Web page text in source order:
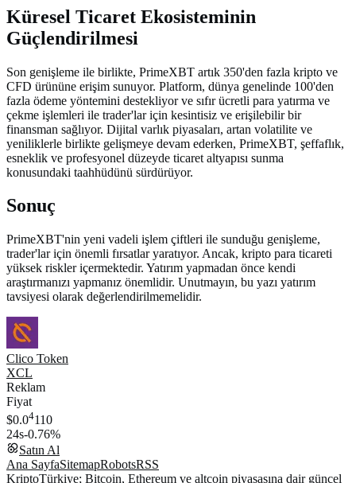
Küresel Ticaret Ekosisteminin
Güçlendirilmesi
Son genişleme ile birlikte, PrimeXBT artık 350'den fazla kripto ve
CFD ürününe erişim sunuyor. Platform, dünya genelinde 100'den
fazla ödeme yöntemini destekliyor ve sıfır ücretli para yatırma ve
çekme işlemleri ile trader'lar için kesintisiz ve erişilebilir bir
finansman sağlıyor. Dijital varlık piyasaları, artan volatilite ve
yeniliklerle birlikte gelişmeye devam ederken, PrimeXBT, şeffaflık,
esneklik ve profesyonel düzeyde ticaret altyapısı sunma
konusundaki taahhüdünü sürdürüyor.
Sonuç
PrimeXBT'nin yeni vadeli işlem çiftleri ile sunduğu genişleme,
trader'lar için önemli fırsatlar yaratıyor. Ancak, kripto para ticareti
yüksek riskler içermektedir. Yatırım yapmadan önce kendi
araştırmanızı yapmanız önemlidir. Unutmayın, bu yazı yatırım
tavsiyesi olarak değerlendirilmemelidir.
Clico Token
XCL
Reklam
Fiyat
$0.04110
24s-0.76%
Satın Al
Ana SayfaSitemapRobotsRSS
KriptoTürkiye; Bitcoin, Ethereum ve altcoin piyasasına dair güncel